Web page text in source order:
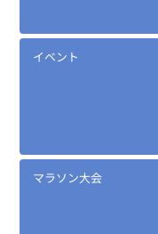
イベント
マラソン大会